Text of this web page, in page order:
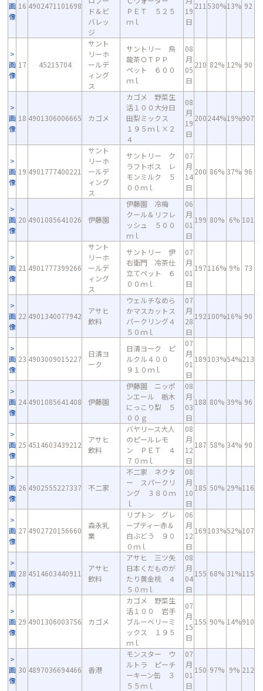
画
像
16 4902471101698
ド＆ビ
バレッ
ジ
ＰＥＴ ５２５
ｍｌ
19
日
211 530%13% 92
画
像
17 45215704
サント
リーホ
ールデ
ィング
ス
サントリー 烏
龍茶ＯＴＰＰ
ペット ６００
ｍｌ
08
月
05
日
210 82% 12% 90
画
像
18 4901306006665 カゴメ
カゴメ 野菜生
活１００大分日
田梨ミックス
１９５ｍｌ×２
４
08
月
19
日
200244%19%907
画
像
19 4901777400221
サント
リーホ
ールデ
ィング
ス
サントリー ク
ラフトボス レ
モンミルク ５
００ｍｌ
07
月
14
日
200 86% 37% 96
画
像
20 4901085641026 伊藤園
伊藤園 冷梅
クール＆リフレ
ッシュ ５００
ｍｌ
06
月
01
日
199 80% 6% 101
画
像
21 4901777399266
サント
リーホ
ールデ
ィング
ス
サントリー 伊
右衛門 冷茶仕
立てペット ６
００ｍｌ
07
月
01
日
197116% 9% 73
画
像
22 4901340077942
アサヒ
飲料
ウェルチなめら
かマスカットス
パークリング４
５０ｍｌ
07
月
28
日
192100%16% 90
画
像
23 4903009015227
日清ヨ
ーク
日清ヨーク ピ
ルクル４００
９１０ｍｌ
07
月
01
日
189103%54%213
画
像
24 4901085641408 伊藤園
伊藤園 ニッポ
ンエール 栃木
にっこり梨 ５
００ｇ
08
月
03
日
188 80% 39% 96
画
像
25 4514603439212
アサヒ
飲料
バヤリース大人
のピールレモ
ン ＰＥＴ ４
７０ｍｌ
08
月
12
日
187 58% 34% 90
画
像
26 4902555227337 不二家
不二家 ネクタ
ー スパークリ
ング ３８０ｍ
ｌ
08
月
10
日
185 50% 29%116
画
像
27 4902720156660
森永乳
業
リプトン グレ
ープティー赤＆
白ぶどう ９０
０ｍｌ
06
月
12
日
169103%52%107
画
像
28 4514603440911
アサヒ
飲料
アサヒ 三ツ矢
日本くだものが
たり黄金桃 ４
５０ｍｌ
08
月
04
日
155 68% 31%115
画
像
29 4901306003756 カゴメ
カゴメ 野菜生
活１００ 岩手
ブルーベリーミ
ックス １９５
ｍｌ
07
月
15
日
155 90% 14%910
画
像
30 4897036694466 香港
モンスター ウ
ルトラ ピーチ
ーキーン缶 ３
５５ｍｌ
07
月
01
日
150 97% 9% 212